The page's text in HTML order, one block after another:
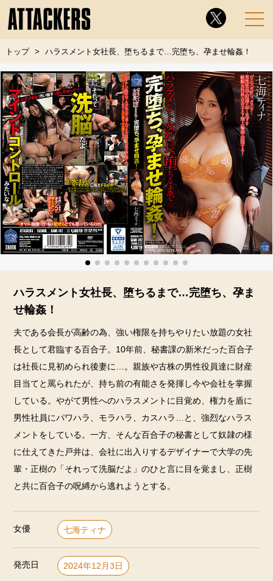
トップ ハラスメント女社長、堕ちるまで…完堕ち、孕ませ輪姦！
ハラスメント女社長、堕ちるまで…完堕ち、孕ま
せ輪姦！
夫である会長が高齢の為、強い権限を持ちやりたい放題の女社
長として君臨する百合子。10年前、秘書課の新米だった百合子
は社長に見初められ後妻に…。親族や古株の男性役員達に財産
目当てと罵られたが、持ち前の有能さを発揮し今や会社を掌握
している。やがて男性へのハラスメントに目覚め、権力を盾に
男性社員にパワハラ、モラハラ、カスハラ…と、強烈なハラス
メントをしている。一方、そんな百合子の秘書として奴隷の様
に仕えてきた戸井は、会社に出入りするデザイナーで大学の先
輩・正樹の「それって洗脳だよ」のひと言に目を覚まし、正樹
と共に百合子の呪縛から逃れようとする。
女優 七海ティナ
発売日 2024年12月3日